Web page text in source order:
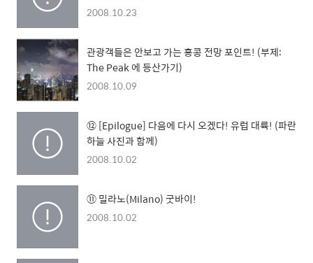
2008.10.23
관광객들은 안보고 가는 홍콩 전망 포인트! (부제:
The Peak 에 등산가기)
2008.10.09
⑫ [Epilogue] 다음에 다시 오겠다! 유럽 대륙! (파란
하늘 사진과 함께)
2008.10.02
⑪ 밀라노(Milano) 굿바이!
2008.10.02